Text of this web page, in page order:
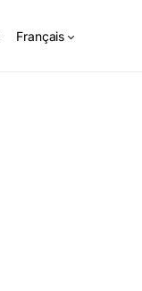
Français